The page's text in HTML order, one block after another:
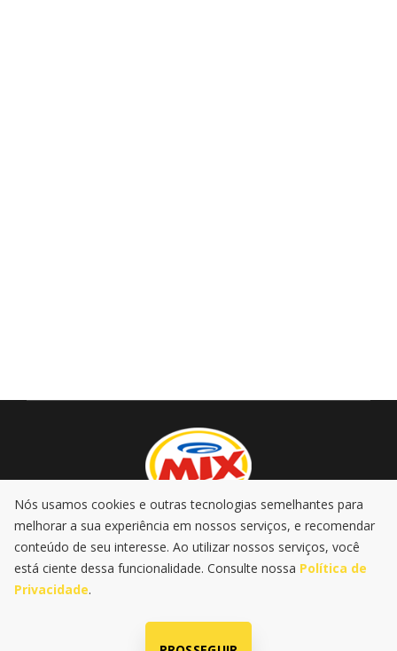
AO VIVO PROMOÇÕES PODCASTS
MÚSICA
NOTÍCIAS
Política de Privacidade|LGPD|@2025 Rádio Mix FM . Todos os
direitos reservados
Nós usamos cookies e outras tecnologias semelhantes para
melhorar a sua experiência em nossos serviços, e recomendar
conteúdo de seu interesse. Ao utilizar nossos serviços, você
está ciente dessa funcionalidade. Consulte nossa Política de
Privacidade.